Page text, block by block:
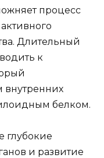
процесс
Длительный
к
внутренних
белком.
глубокие
и развитие